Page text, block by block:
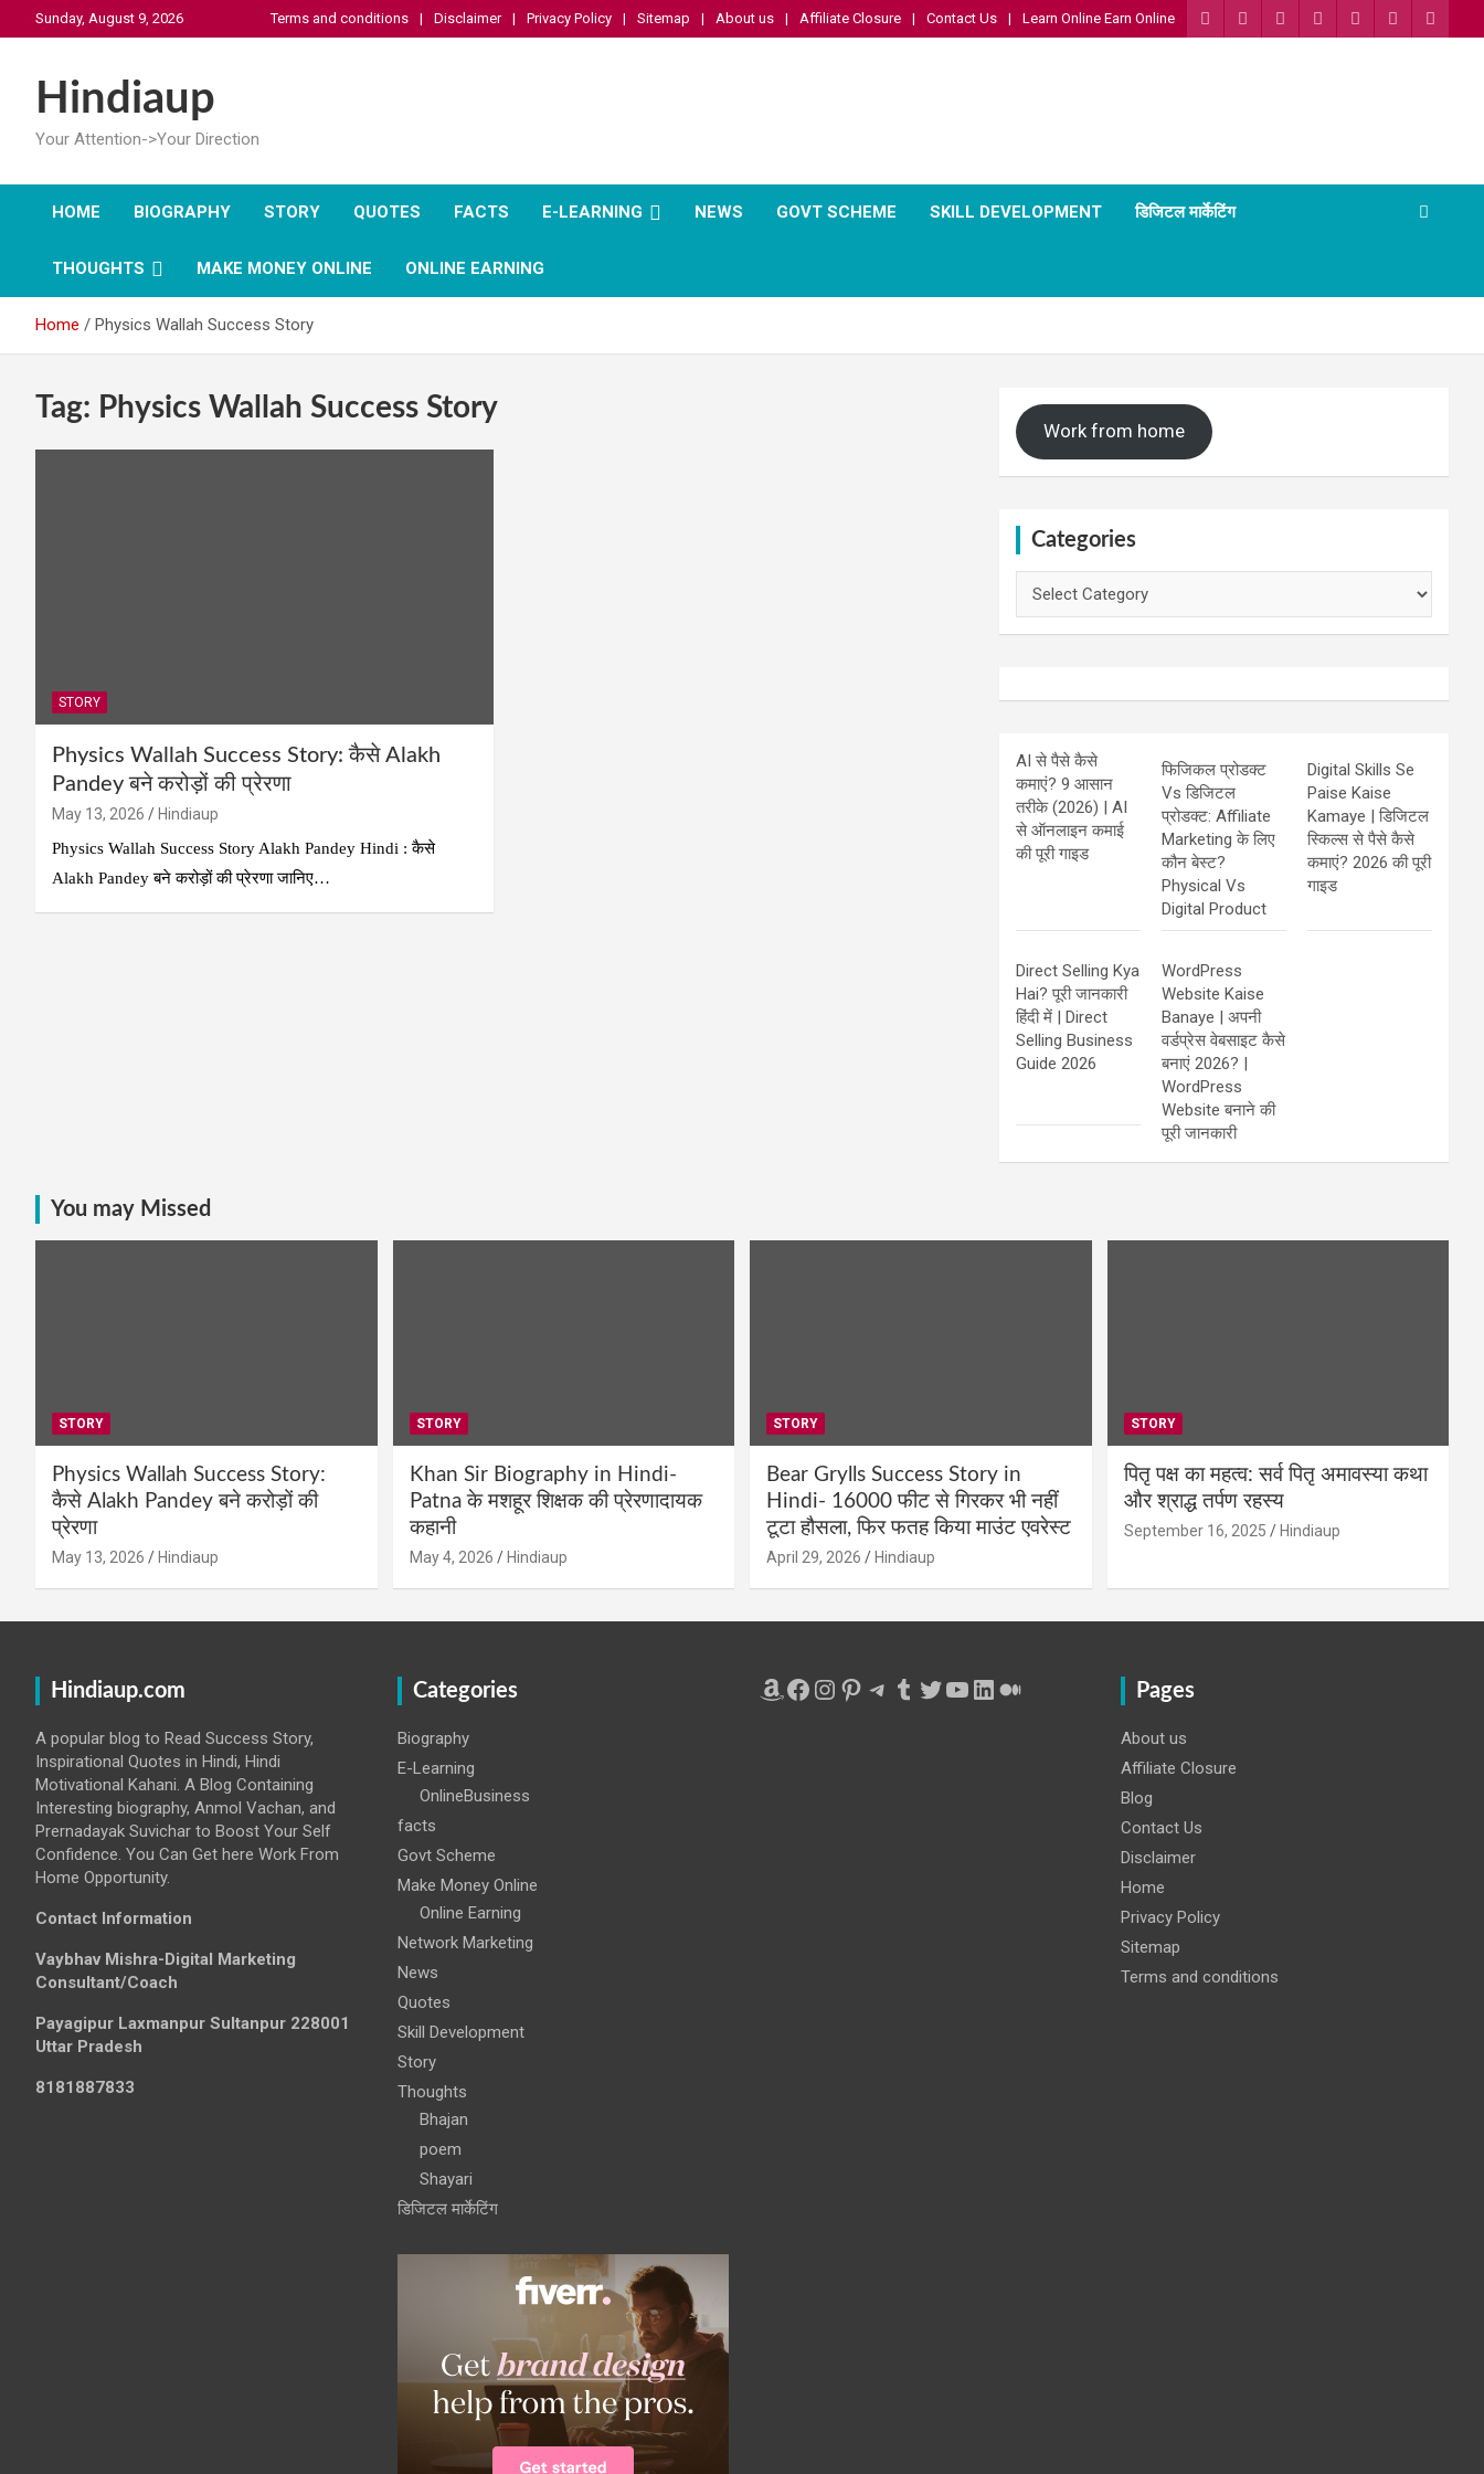
to
Sunday, August 9, 2026 Terms and conditions Disclaimer Privacy Policy Sitemap About us Affiliate Closure Contact Us Learn Online Earn Online
Hindiaup
Your Attention->Your Direction
HOME BIOGRAPHY STORY QUOTES FACTS E-LEARNING NEWS GOVT SCHEME SKILL DEVELOPMENT डिजिटल मार्केटिंग
THOUGHTS MAKE MONEY ONLINE ONLINE EARNING
Home Physics Wallah Success Story
Tag: Physics Wallah Success Story
STORY
Physics Wallah Success Story: कैसे Alakh
Pandey बने करोड़ों की प्रेरणा
May 13, 2026
Hindiaup
Physics Wallah Success Story Alakh Pandey Hindi : कैसे
Alakh Pandey बने करोड़ों की प्रेरणा जानिए…
Work from home
Categories
AI से पैसे कैसे
कमाएं? 9 आसान
तरीके (2026) | AI
से ऑनलाइन कमाई
की पूरी गाइड
फिजिकल प्रोडक्ट
Vs डिजिटल
प्रोडक्ट: Affiliate
Marketing के लिए
कौन बेस्ट?
Physical Vs
Digital Product
Digital Skills Se
Paise Kaise
Kamaye | डिजिटल
स्किल्स से पैसे कैसे
कमाएं? 2026 की पूरी
गाइड
Direct Selling Kya
Hai? पूरी जानकारी
हिंदी में | Direct
Selling Business
Guide 2026
WordPress
Website Kaise
Banaye | अपनी
वर्डप्रेस वेबसाइट कैसे
बनाएं 2026? |
WordPress
Website बनाने की
पूरी जानकारी
You may Missed
STORY
Physics Wallah Success Story:
कैसे Alakh Pandey बने करोड़ों की
प्रेरणा
May 13, 2026 Hindiaup
STORY
Khan Sir Biography in Hindi-
Patna के मशहूर शिक्षक की प्रेरणादायक
कहानी
May 4, 2026 Hindiaup
STORY
Bear Grylls Success Story in
Hindi- 16000 फीट से गिरकर भी नहीं
टूटा हौसला, फिर फतह किया माउंट एवरेस्ट
April 29, 2026 Hindiaup
STORY
पितृ पक्ष का महत्व: सर्व पितृ अमावस्या कथा
और श्राद्ध तर्पण रहस्य
September 16, 2025 Hindiaup
Hindiaup.com
A popular blog to Read Success Story,
Inspirational Quotes in Hindi, Hindi
Motivational Kahani. A Blog Containing
Interesting biography, Anmol Vachan, and
Prernadayak Suvichar to Boost Your Self
Confidence. You Can Get here Work From
Home Opportunity.
Contact Information
Vaybhav Mishra-Digital Marketing
Consultant/Coach
Payagipur Laxmanpur Sultanpur 228001
Uttar Pradesh
8181887833
Categories
Biography
E-Learning
OnlineBusiness
facts
Govt Scheme
Make Money Online
Online Earning
Network Marketing
News
Quotes
Skill Development
Story
Thoughts
Bhajan
poem
Shayari
डिजिटल मार्केटिंग
Amazon
Facebook
Instagram
Pinterest
Telegram
Tumblr
Twitter
YouTube
LinkedIn
Medium Pages
About us
Affiliate Closure
Blog
Contact Us
Disclaimer
Home
Privacy Policy
Sitemap
Terms and conditions